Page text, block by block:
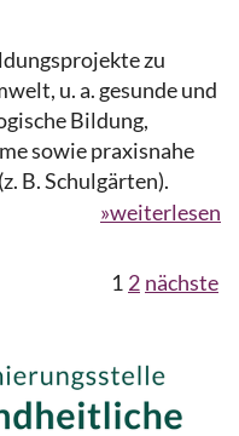
zu
u. a. gesunde und
Bildung,
sowie praxisnahe
B. Schulgärten).
»weiterlesen
1 2 nächste